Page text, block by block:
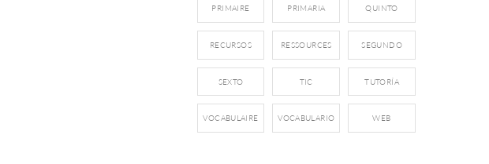
PRIMAIRE PRIMARIA QUINTO
RECURSOS RESSOURCES SEGUNDO
SEXTO TIC TUTORÍA
VOCABULAIRE VOCABULARIO WEB